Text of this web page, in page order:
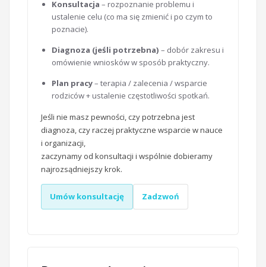
Konsultacja – rozpoznanie problemu i
ustalenie celu (co ma się zmienić i po czym to
poznacie).
Diagnoza (jeśli potrzebna) – dobór zakresu i
omówienie wniosków w sposób praktyczny.
Plan pracy– terapia / zalecenia / wsparcie
rodziców + ustalenie częstotliwości spotkań.
Jeśli nie masz pewności, czy potrzebna jest
diagnoza, czy raczej praktyczne wsparcie w nauce
i organizacji,
zaczynamy od konsultacji i wspólnie dobieramy
najrozsądniejszy krok.
Umów konsultację Zadzwoń